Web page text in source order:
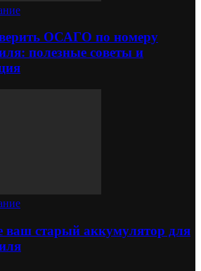
ОСАГО по номеру
полезные советы и
ваш старый аккумулятор для